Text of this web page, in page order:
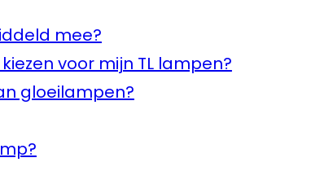
mee?
voor mijn TL lampen?
gloeilampen?